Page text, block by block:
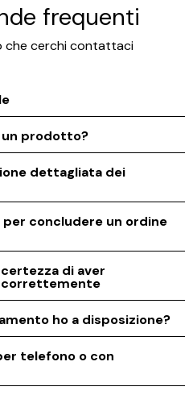
frequenti
che cerchi contattaci
un prodotto?
dettagliata dei
per concludere un ordine
di aver
ho a disposizione?
telefono o con